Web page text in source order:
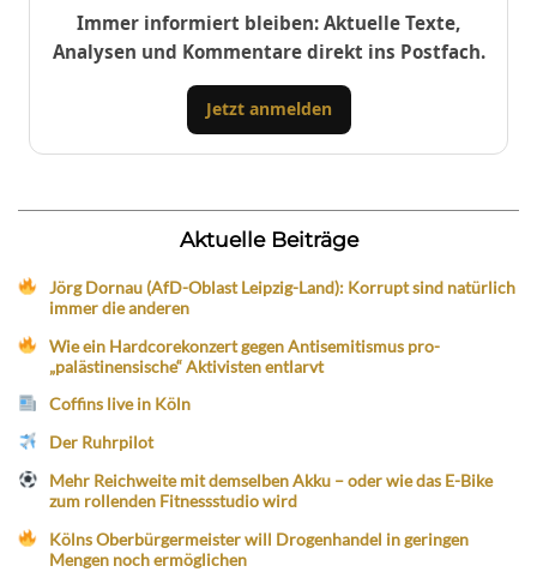
Immer informiert bleiben: Aktuelle Texte,
Analysen und Kommentare direkt ins Postfach.
Jetzt anmelden
Aktuelle Beiträge
Jörg Dornau (AfD-Oblast Leipzig-Land): Korrupt sind natürlich
immer die anderen
Wie ein Hardcorekonzert gegen Antisemitismus pro-
„palästinensische“ Aktivisten entlarvt
Coffins live in Köln
Der Ruhrpilot
Mehr Reichweite mit demselben Akku – oder wie das E-Bike
zum rollenden Fitnessstudio wird
Kölns Oberbürgermeister will Drogenhandel in geringen
Mengen noch ermöglichen